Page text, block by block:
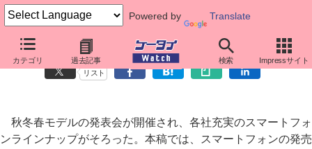
Powered by Translate
カテゴリ 過去記事 検索 Impressサイト
各社スマートフォン、発売日と価格をチェック
リスト
秋冬春モデルの発表会が開催され、各社充実のスマートフォ
ンラインナップがそろった。本稿では、スマートフォンの発売